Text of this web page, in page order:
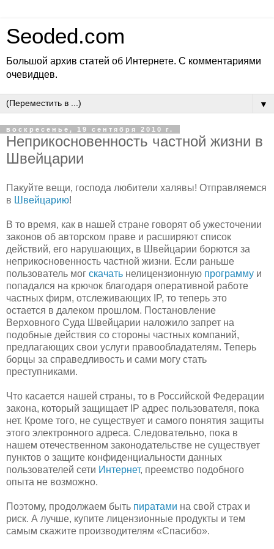
Seoded.com
Большой архив статей об Интернете. С комментариями
очевидцев.
▼
воскресенье, 19 сентября 2010 г.
Неприкосновенность частной жизни в
Швейцарии
Пакуйте вещи, господа любители халявы! Отправляемся
в Швейцарию!
В то время, как в нашей стране говорят об ужесточении
законов об авторском праве и расширяют список
действий, его нарушающих, в Швейцарии борются за
неприкосновенность частной жизни. Если раньше
пользователь мог скачать нелицензионную программу и
попадался на крючок благодаря оперативной работе
частных фирм, отслеживающих IP, то теперь это
остается в далеком прошлом. Постановление
Верховного Суда Швейцарии наложило запрет на
подобные действия со стороны частных компаний,
предлагающих свои услуги правообладателям. Теперь
борцы за справедливость и сами могу стать
преступниками.
Что касается нашей страны, то в Российской Федерации
закона, который защищает IP адрес пользователя, пока
нет. Кроме того, не существует и самого понятия защиты
этого электронного адреса. Следовательно, пока в
нашем отечественном законодательстве не существует
пунктов о защите конфиденциальности данных
пользователей сети Интернет, преемство подобного
опыта не возможно.
Поэтому, продолжаем быть пиратами на свой страх и
риск. А лучше, купите лицензионные продукты и тем
самым скажите производителям «Спасибо».